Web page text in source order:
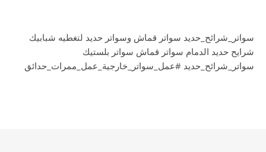
سواتر_شرائح_حديد سواتر قماش وسواتر حديد لتغطيه شبابيك
شرايح حديد الدمام سواتر قماش سواتر بلستيك
سواتر_شرائح_حديد #عمل_سواتر_خارجية_عمل_ممرات_حدائق